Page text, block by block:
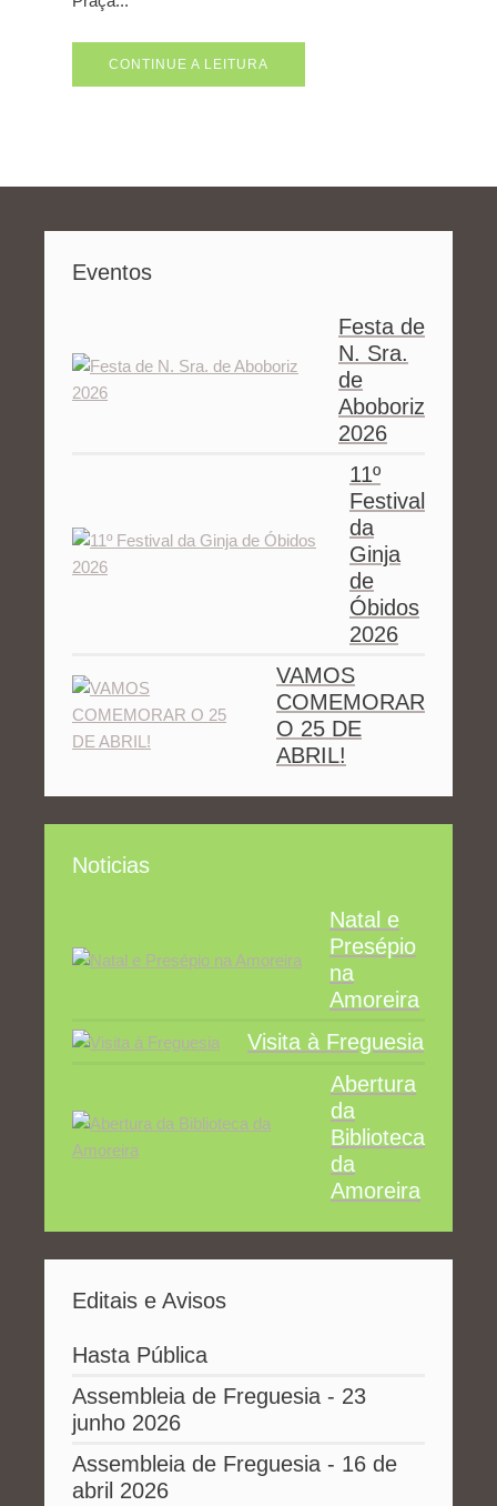
CONTINUE A LEITURA
Eventos
Festa de
N. Sra.
de
Aboboriz
2026
11º
Festival
da
Ginja
de
Óbidos
2026
VAMOS
COMEMORAR
O 25 DE
ABRIL!
Noticias
Natal e
Presépio
na
Amoreira
Visita à Freguesia
Abertura
da
Biblioteca
da
Amoreira
Editais e Avisos
Hasta Pública
Assembleia de Freguesia - 23
junho 2026
Assembleia de Freguesia - 16 de
abril 2026